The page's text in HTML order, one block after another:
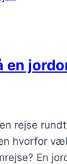
en
rejse
hvorfor
En